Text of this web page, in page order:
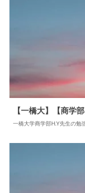
【一橋大】【商学
一橋大学商学部H.Y先生の勉